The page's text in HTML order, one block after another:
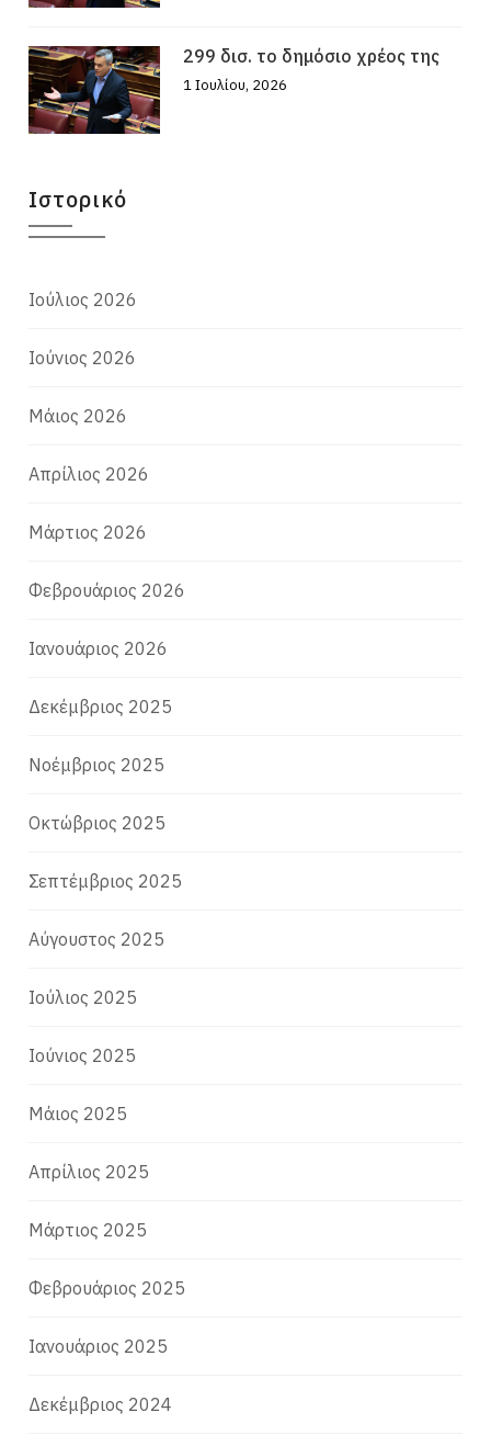
299 δισ. το δημόσιο χρέος της
1 Ιουλίου, 2026
Ιστορικό
Ιούλιος 2026
Ιούνιος 2026
Μάιος 2026
Απρίλιος 2026
Μάρτιος 2026
Φεβρουάριος 2026
Ιανουάριος 2026
Δεκέμβριος 2025
Νοέμβριος 2025
Οκτώβριος 2025
Σεπτέμβριος 2025
Αύγουστος 2025
Ιούλιος 2025
Ιούνιος 2025
Μάιος 2025
Απρίλιος 2025
Μάρτιος 2025
Φεβρουάριος 2025
Ιανουάριος 2025
Δεκέμβριος 2024